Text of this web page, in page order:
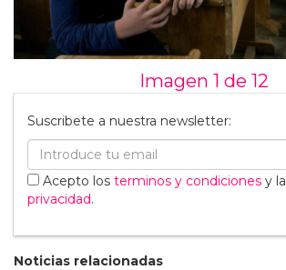
Imagen 1 de 12
Suscribete a nuestra newsletter:
Acepto los terminos y condiciones y la
privacidad.
Noticias relacionadas